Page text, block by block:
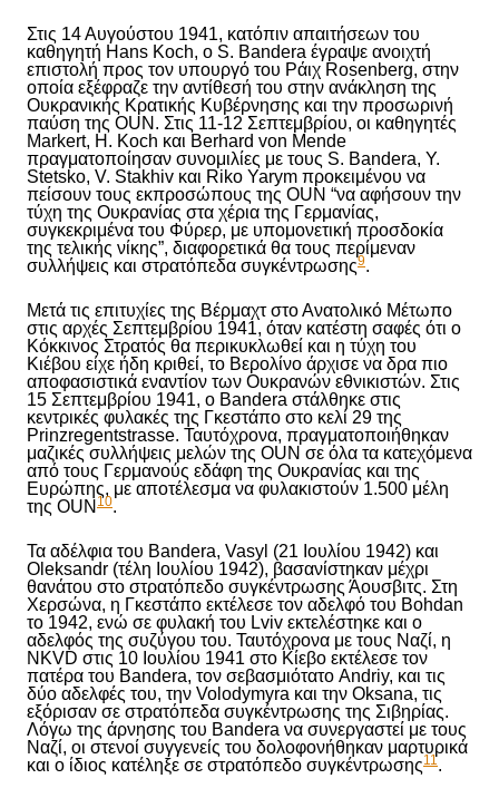
Στις 14 Αυγούστου 1941, κατόπιν απαιτήσεων του
καθηγητή Hans Koch, ο S. Bandera έγραψε ανοιχτή
επιστολή προς τον υπουργό του Ράιχ Rosenberg, στην
οποία εξέφραζε την αντίθεσή του στην ανάκληση της
Ουκρανικής Κρατικής Κυβέρνησης και την προσωρινή
παύση της OUN. Στις 11-12 Σεπτεμβρίου, οι καθηγητές
Markert, H. Koch και Berhard von Mende
πραγματοποίησαν συνομιλίες με τους S. Bandera, Y.
Stetsko, V. Stakhiv και Riko Yarym προκειμένου να
πείσουν τους εκπροσώπους της OUN “να αφήσουν την
τύχη της Ουκρανίας στα χέρια της Γερμανίας,
συγκεκριμένα του Φύρερ, με υπομονετική προσδοκία
της τελικής νίκης”, διαφορετικά θα τους περίμεναν
συλλήψεις και στρατόπεδα συγκέντρωσης9.
Μετά τις επιτυχίες της Βέρμαχτ στο Ανατολικό Μέτωπο
στις αρχές Σεπτεμβρίου 1941, όταν κατέστη σαφές ότι ο
Κόκκινος Στρατός θα περικυκλωθεί και η τύχη του
Κιέβου είχε ήδη κριθεί, το Βερολίνο άρχισε να δρα πιο
αποφασιστικά εναντίον των Ουκρανών εθνικιστών. Στις
15 Σεπτεμβρίου 1941, ο Bandera στάλθηκε στις
κεντρικές φυλακές της Γκεστάπο στο κελί 29 της
Prinzregentstrasse. Ταυτόχρονα, πραγματοποιήθηκαν
μαζικές συλλήψεις μελών της OUN σε όλα τα κατεχόμενα
από τους Γερμανούς εδάφη της Ουκρανίας και της
Ευρώπης, με αποτέλεσμα να φυλακιστούν 1.500 μέλη
της OUN 10.
Τα αδέλφια του Bandera, Vasyl (21 Ιουλίου 1942) και
Oleksandr (τέλη Ιουλίου 1942), βασανίστηκαν μέχρι
θανάτου στο στρατόπεδο συγκέντρωσης Άουσβιτς. Στη
Χερσώνα, η Γκεστάπο εκτέλεσε τον αδελφό του Bohdan
το 1942, ενώ σε φυλακή του Lviv εκτελέστηκε και ο
αδελφός της συζύγου του. Ταυτόχρονα με τους Ναζί, η
NKVD στις 10 Ιουλίου 1941 στο Κίεβο εκτέλεσε τον
πατέρα του Bandera, τον σεβασμιότατο Andriy, και τις
δύο αδελφές του, την Volodymyra και την Oksana, τις
εξόρισαν σε στρατόπεδα συγκέντρωσης της Σιβηρίας.
Λόγω της άρνησης του Bandera να συνεργαστεί με τους
Ναζί, οι στενοί συγγενείς του δολοφονήθηκαν μαρτυρικά
και ο ίδιος κατέληξε σε στρατόπεδο συγκέντρωσης11.